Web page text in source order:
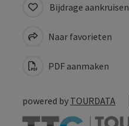
Bijdrage aankruisen
Naar favorieten
PDF aanmaken
powered by TOURDATA